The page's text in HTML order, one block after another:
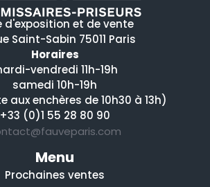
d'exposition et de vente
Saint-Sabin 75011 Paris
Horaires
vendredi 11h-19h
samedi 10h-19h
aux enchères de 10h30 à 13h)
+33 (0)1 55 28 80 90
Menu
Prochaines ventes